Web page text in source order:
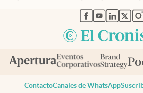
abre en nueva
abre en
abre
ContactoCanales de WhatsApp